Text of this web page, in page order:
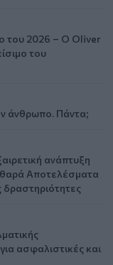
του 2026 – Ο Oliver
του
άνθρωπο. Πάντα;
ανάπτυξη
Αποτελέσματα
δραστηριότητες
ασφαλιστικές και